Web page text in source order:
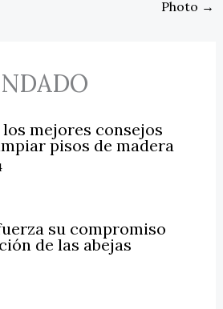
Photo →
mejores consejos
pisos de madera
su compromiso
de las abejas